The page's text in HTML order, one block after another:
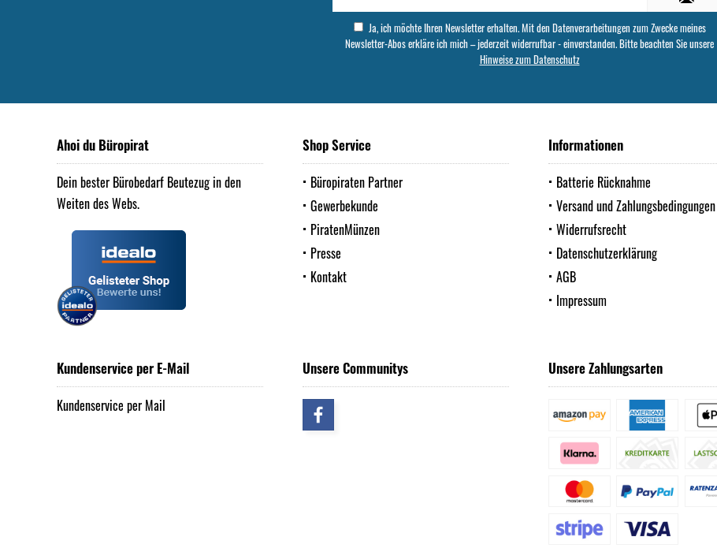
Ja, ich möchte Ihren Newsletter erhalten. Mit den Datenverarbeitungen zum Zwecke meines
Newsletter-Abos erkläre ich mich – jederzeit widerrufbar - einverstanden. Bitte beachten Sie unsere
Hinweise zum Datenschutz
Ahoi du Büropirat
Dein bester Bürobedarf Beutezug in den
Weiten des Webs.
Shop Service
Büropiraten Partner
Gewerbekunde
PiratenMünzen
Presse
Kontakt
Informationen
Batterie Rücknahme
Versand und Zahlungsbedingungen
Widerrufsrecht
Datenschutzerklärung
AGB
Impressum
Kundenservice per E-Mail
Kundenservice per Mail
Unsere Communitys Unsere Zahlungsarten